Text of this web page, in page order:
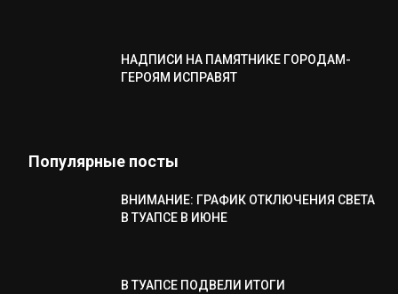
НАДПИСИ НА ПАМЯТНИКЕ ГОРОДАМ-
ГЕРОЯМ ИСПРАВЯТ
Популярные посты
ВНИМАНИЕ: ГРАФИК ОТКЛЮЧЕНИЯ СВЕТА
В ТУАПСЕ В ИЮНЕ
В ТУАПСЕ ПОДВЕЛИ ИТОГИ